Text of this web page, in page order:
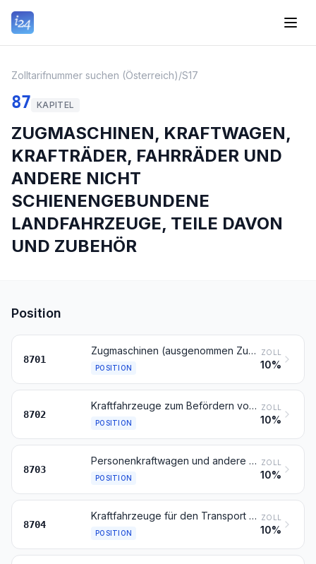
Zolltarifnummer suchen (Österreich)/S17
87 KAPITEL
ZUGMASCHINEN, KRAFTWAGEN,
KRAFTRÄDER, FAHRRÄDER UND
ANDERE NICHT
SCHIENENGEBUNDENE
LANDFAHRZEUGE, TEILE DAVON
UND ZUBEHÖR
Position
8701
Zugmaschinen (ausgenommen Zugkraftkarren der Position 8709)
POSITION
ZOLL
10%
8702
Kraftfahrzeuge zum Befördern von 10 oder mehr Personen, einschließlich Fahrer
POSITION
ZOLL
10%
8703
Personenkraftwagen und andere Kraftfahrzeuge, ihrer Beschaffenheit nach hauptsächlich zur Personenbeförderung bestimmt (ausgenommen solche der Position 8702), einschließlich Kombinationskraftwagen und Rennwagen
POSITION
ZOLL
10%
8704
Kraftfahrzeuge für den Transport von Waren
POSITION
ZOLL
10%